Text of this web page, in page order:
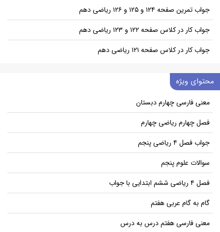
جواب تمرین صفحه ۱۲۴ و ۱۲۵ و ۱۲۶ ریاضی دهم
جواب کار در کلاس صفحه ۱۲۲ و ۱۲۳ ریاضی دهم
جواب کار در کلاس صفحه ۱۲۱ ریاضی دهم
محتوای ویژه
معنی فارسی چهارم دبستان
فصل چهارم ریاضی چهارم
جواب فصل ۴ ریاضی پنجم
سوالات علوم پنجم
فصل ۴ ریاضی ششم ابتدایی با جواب
گام به گام عربی هفتم
معنی فارسی هفتم درس به درس